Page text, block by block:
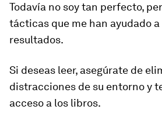
Todavía no soy tan perfecto,
tácticas que me han ayudado
resultados.
Si deseas leer, asegúrate de
distracciones de su entorno y
acceso a los libros.